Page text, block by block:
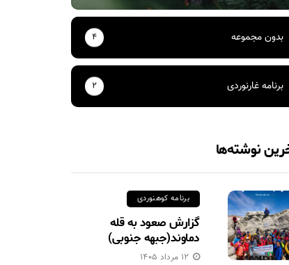
بدون مجموعه ۴
برنامه غارنوردی ۲
نوشته‌ها
برنامه کوهنوردی
گزارش صعود به قله
دماوند(جبهه جنوبی)
۱۲ مرداد ۱۴۰۵